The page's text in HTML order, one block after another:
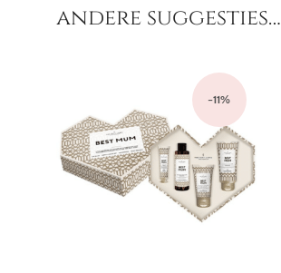
andere suggesties…
-11%